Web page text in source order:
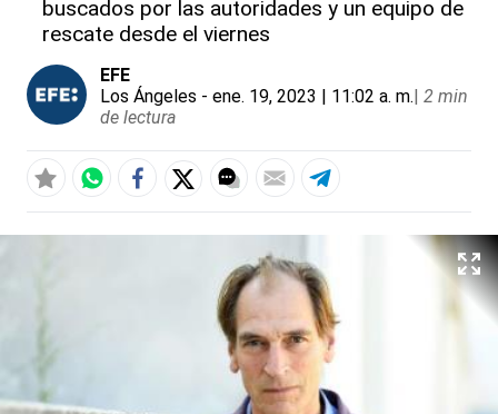
buscados por las autoridades y un equipo de
rescate desde el viernes
EFE
Los Ángeles - ene. 19, 2023 | 11:02 a. m.| 2 min
de lectura